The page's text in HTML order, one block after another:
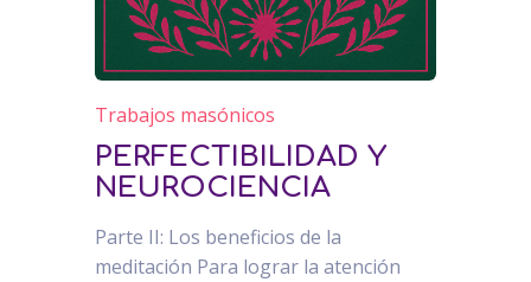
Trabajos masónicos
PERFECTIBILIDAD Y
NEUROCIENCIA
Parte II: Los beneficios de la
meditación Para lograr la atención